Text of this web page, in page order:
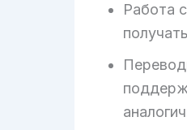
Работа